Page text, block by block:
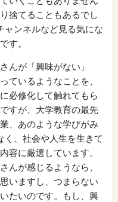
捨てることもあるでし
ャンネルなど見る気にな
す。
んが「興味がない」
ているようなことを、
必修化して触れてもら
すが、大学教育の最先
、あのような学びがみ
く、社会や人生を生きて
容に厳選しています。
んが感じるようなら、
いますし、つまらない
たいのです。もし、興